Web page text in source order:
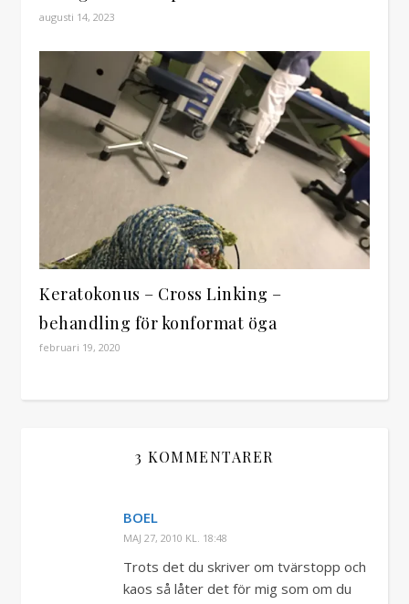
augusti 14, 2023
Keratokonus – Cross Linking –
behandling för konformat öga
februari 19, 2020
3 KOMMENTARER
BOEL
MAJ 27, 2010 KL. 18:48
Trots det du skriver om tvärstopp och
kaos så låter det för mig som om du